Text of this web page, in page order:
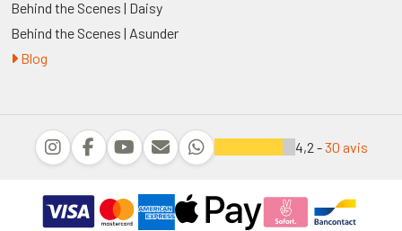
Behind the Scenes | Daisy
Behind the Scenes | Asunder
Blog
4,2 -30 avis